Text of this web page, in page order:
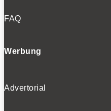
FAQ
Werbung
Advertorial